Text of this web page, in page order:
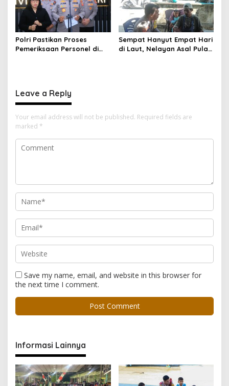
Polri Pastikan Proses
Pemeriksaan Personel di
Sempat Hanyut Empat Hari
di Laut, Nelayan Asal Pulau
Leave a Reply
Your email address will not be published. Required fields are
marked *
Save my name, email, and website in this browser for
the next time I comment.
Informasi Lainnya